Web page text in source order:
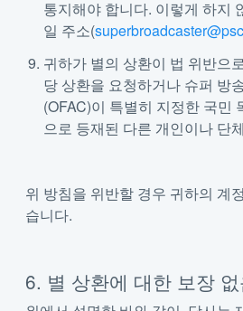
통지해야 합니다. 이렇게 하지
일 주소(
귀하가 별의 상환이 법 위반으
당 상환을 요청하거나 슈퍼 방
(OFAC)이 특별히 지정한 국민
으로 등재된 다른 개인이나 단
위 방침을 위반할 경우 귀하의 계
습니다.
6. 별 상환에 대한 보장